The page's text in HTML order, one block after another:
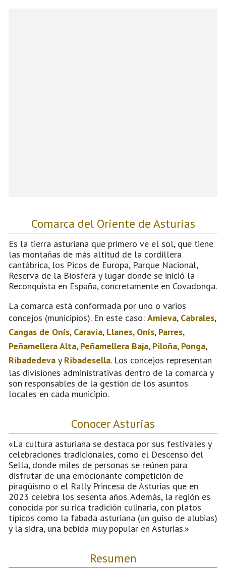
Comarca del Oriente de Asturias
Es la tierra asturiana que primero ve el sol, que tiene
las montañas de más altitud de la cordillera
cantábrica, los Picos de Europa, Parque Nacional,
Reserva de la Biosfera y lugar donde se inició la
Reconquista en España, concretamente en Covadonga.
La comarca está conformada por uno o varios
concejos (municipios). En este caso: Amieva, Cabrales,
Cangas de Onís, Caravia, Llanes, Onís, Parres,
Peñamellera Alta, Peñamellera Baja, Piloña, Ponga,
Ribadedeva y Ribadesella. Los concejos representan
las divisiones administrativas dentro de la comarca y
son responsables de la gestión de los asuntos
locales en cada municipio.
Conocer Asturias
«La cultura asturiana se destaca por sus festivales y
celebraciones tradicionales, como el Descenso del
Sella, donde miles de personas se reúnen para
disfrutar de una emocionante competición de
piragüismo o el Rally Princesa de Asturias que en
2023 celebra los sesenta años. Además, la región es
conocida por su rica tradición culinaria, con platos
típicos como la fabada asturiana (un guiso de alubias)
y la sidra, una bebida muy popular en Asturias.»
Resumen